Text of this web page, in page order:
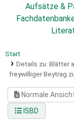
Aufsätze &
Start
Details zu: Blätter
freywilliger Beytrag
Normale
ISBD